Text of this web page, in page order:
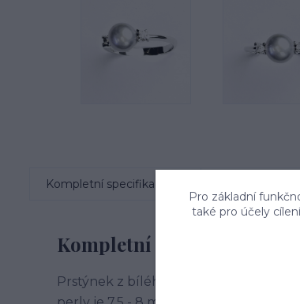
Kompletní specifikace
Kompletní specifikace
Prstýnek z bílého zlata je zdoben
Pro základní
také pro účely